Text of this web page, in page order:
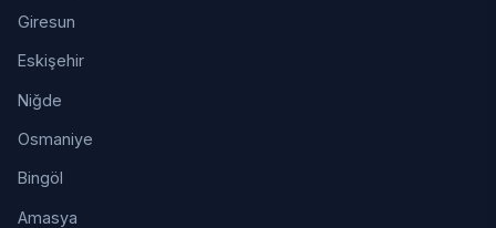
Giresun
Eskişehir
Niğde
Osmaniye
Bingöl
Amasya